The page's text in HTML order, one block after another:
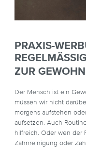
PRAXIS-
UR
Der Mensch ist ein
müssen wir nicht
morgens aufstehen
aufsetzen. Auch
hilfreich. Oder wen der
Zahnreinigung oder